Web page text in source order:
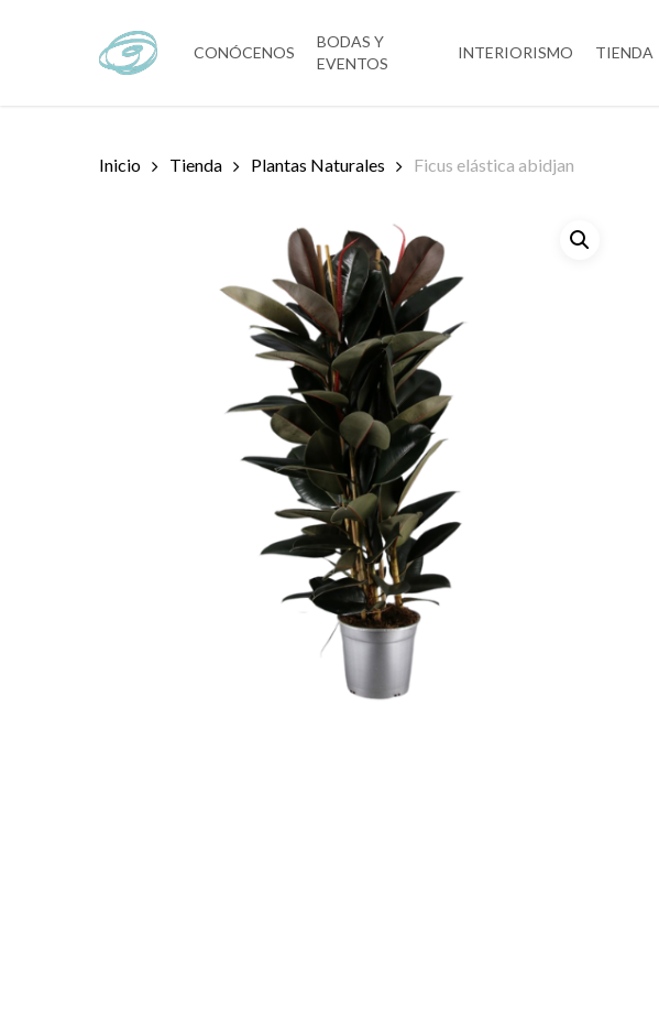
CONÓCENOS
BODAS Y
EVENTOS
INTERIORISMO TIENDA
Inicio Tienda Plantas Naturales Ficus elástica abidjan